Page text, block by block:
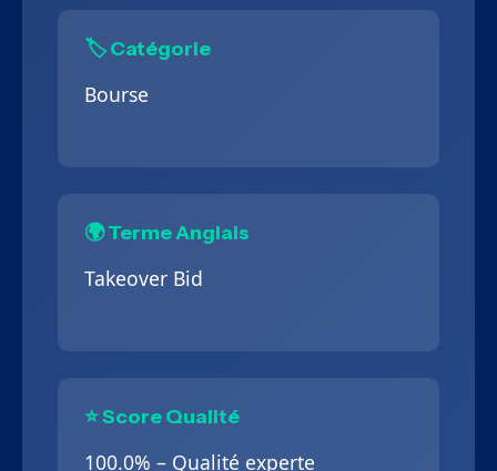
🏷️ Catégorie
Bourse
🌍 Terme Anglais
Takeover Bid
⭐ Score Qualité
100.0% – Qualité experte